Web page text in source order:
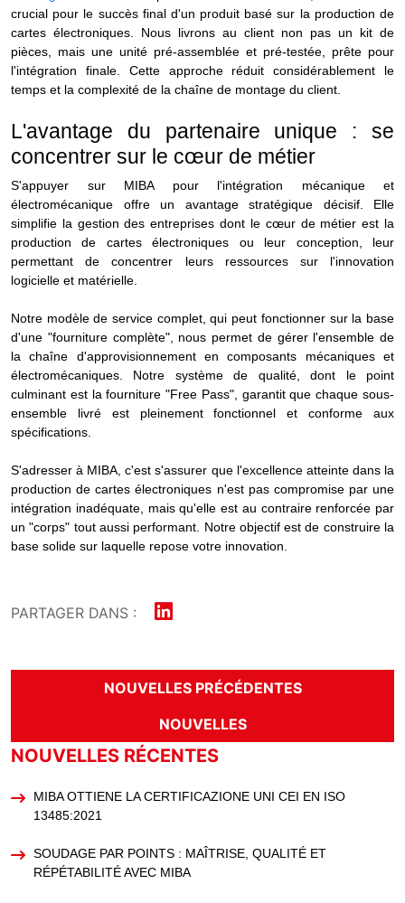
crucial pour le succès final d'un produit basé sur la production de
cartes électroniques. Nous livrons au client non pas un kit de
pièces, mais une unité pré-assemblée et pré-testée, prête pour
l'intégration finale. Cette approche réduit considérablement le
temps et la complexité de la chaîne de montage du client.
L'avantage du partenaire unique : se
concentrer sur le cœur de métier
S'appuyer sur MIBA pour l'intégration mécanique et
électromécanique offre un avantage stratégique décisif. Elle
simplifie la gestion des entreprises dont le cœur de métier est la
production de cartes électroniques ou leur conception, leur
permettant de concentrer leurs ressources sur l'innovation
logicielle et matérielle.
Notre modèle de service complet, qui peut fonctionner sur la base
d'une "fourniture complète", nous permet de gérer l'ensemble de
la chaîne d'approvisionnement en composants mécaniques et
électromécaniques. Notre système de qualité, dont le point
culminant est la fourniture "Free Pass", garantit que chaque sous-
ensemble livré est pleinement fonctionnel et conforme aux
spécifications.
S'adresser à MIBA, c'est s'assurer que l'excellence atteinte dans la
production de cartes électroniques n'est pas compromise par une
intégration inadéquate, mais qu'elle est au contraire renforcée par
un "corps" tout aussi performant. Notre objectif est de construire la
base solide sur laquelle repose votre innovation.
PARTAGER DANS :
NOUVELLES PRÉCÉDENTES
NOUVELLES
NOUVELLES RÉCENTES
MIBA OTTIENE LA CERTIFICAZIONE UNI CEI EN ISO
13485:2021
SOUDAGE PAR POINTS : MAÎTRISE, QUALITÉ ET
RÉPÉTABILITÉ AVEC MIBA